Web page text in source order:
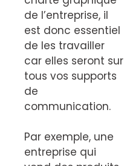
de l’entreprise, il
est donc essentiel
de les travailler
car elles seront sur
tous vos supports
de
communication.
Par exemple, une
entreprise qui